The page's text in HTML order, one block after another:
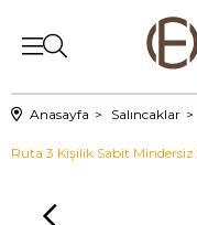
Anasayfa Salıncaklar
Ruta 3 Kişilik Sabit Mindersiz